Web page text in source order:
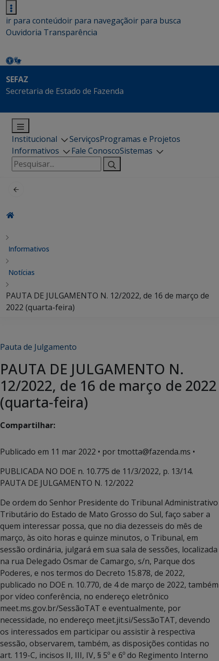
ir para conteúdoir para navegaçãoir para busca
Ouvidoria Transparência
SEFAZ
Secretaria de Estado de Fazenda
Institucional ServiçosProgramas e Projetos
Informativos
Fale ConoscoSistemas
Pesquisar
por:
Informativos
Notícias
PAUTA DE JULGAMENTO N. 12/2022, de 16 de março de
2022 (quarta-feira)
Pauta de Julgamento
PAUTA DE JULGAMENTO N.
12/2022, de 16 de março de 2022
(quarta-feira)
Compartilhar:
Publicado em 11 mar 2022 • por tmotta@fazenda.ms •
PUBLICADA NO DOE n. 10.775 de 11/3/2022, p. 13/14.
PAUTA DE JULGAMENTO N. 12/2022
De ordem do Senhor Presidente do Tribunal Administrativo
Tributário do Estado de Mato Grosso do Sul, faço saber a
quem interessar possa, que no dia dezesseis do mês de
março, às oito horas e quinze minutos, o Tribunal, em
sessão ordinária, julgará em sua sala de sessões, localizada
na rua Delegado Osmar de Camargo, s/n, Parque dos
Poderes, e nos termos do Decreto 15.878, de 2022,
publicado no DOE n. 10.770, de 4 de março de 2022, também
por vídeo conferência, no endereço eletrônico
meet.ms.gov.br/SessãoTAT e eventualmente, por
necessidade, no endereço meet.jit.si/SessãoTAT, devendo
os interessados em participar ou assistir à respectiva
sessão, observarem, também, as disposições contidas no
art. 119-C, incisos II, III, IV, § 5º e 6º do Regimento Interno